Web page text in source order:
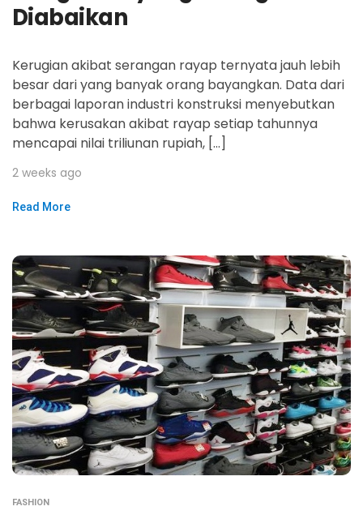
Diabaikan
Kerugian akibat serangan rayap ternyata jauh lebih
besar dari yang banyak orang bayangkan. Data dari
berbagai laporan industri konstruksi menyebutkan
bahwa kerusakan akibat rayap setiap tahunnya
mencapai nilai triliunan rupiah, […]
2 weeks ago
Read More
FASHION